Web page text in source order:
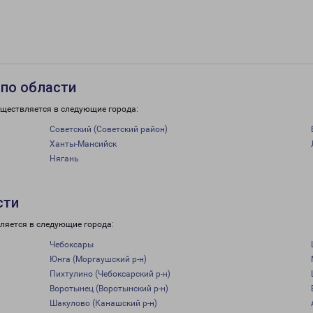
области
в следующие города:
Советский (Советский район)
Ханты-Мансийск
Нягань
в следующие города:
Чебоксары
Юнга (Моргаушский р-н)
Пихтулино (Чебоксарский р-н)
Воротынец (Воротынский р-н)
Шакулово (Канашский р-н)